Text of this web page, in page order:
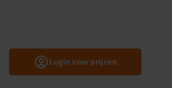
Login voor prijzen